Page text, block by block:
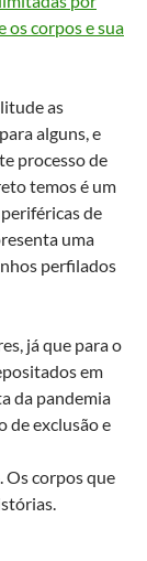
os corpos e sua
as
alguns, e
processo de
temos é um
de
uma
perfilados
já que para o
em
da pandemia
de exclusão e
Os corpos que